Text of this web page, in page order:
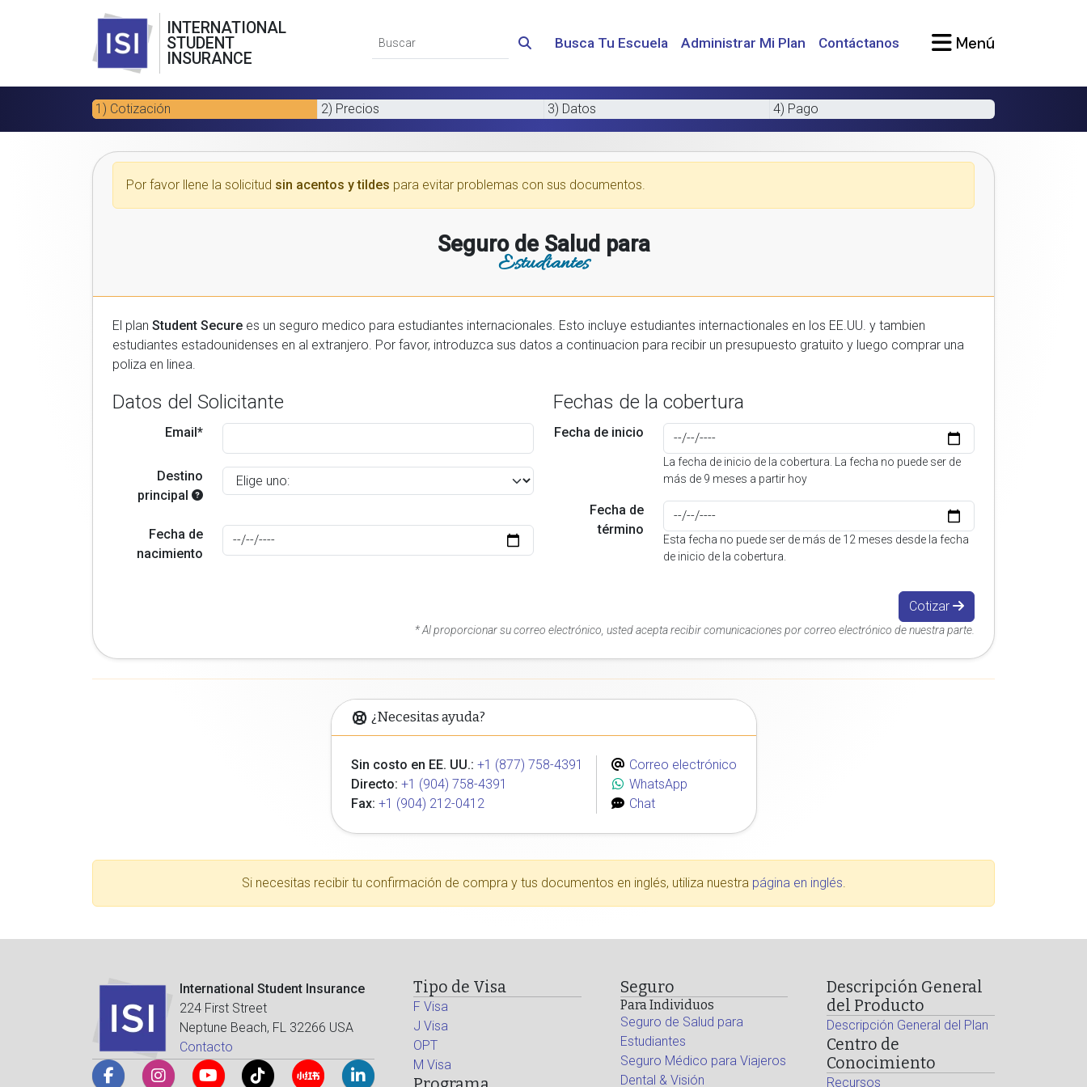
INTERNATIONAL
STUDENT
INSURANCE
Busca Tu Escuela Administrar Mi Plan Contáctanos Menú
1) Cotización 2) Precios 3) Datos 4) Pago
Por favor llene la solicitud sin acentos y tildes para evitar problemas con sus documentos.
Seguro de Salud para
Estudiantes
El plan Student Secure es un seguro medico para estudiantes internacionales. Esto incluye estudiantes internactionales en los EE.UU. y tambien
estudiantes estadounidenses en al extranjero. Por favor, introduzca sus datos a continuacion para recibir un presupuesto gratuito y luego comprar una
poliza en linea.
Datos del Solicitante
Email*
Destino
principal
Fecha de
nacimiento
Fechas de la cobertura
Fecha de inicio
La fecha de inicio de la cobertura. La fecha no puede ser de
más de 9 meses a partir hoy
Fecha de
término
Esta fecha no puede ser de más de 12 meses desde la fecha
de inicio de la cobertura.
Cotizar
* Al proporcionar su correo electrónico, usted acepta recibir comunicaciones por correo electrónico de nuestra parte.
¿Necesitas ayuda?
Sin costo en EE. UU.: +1 (877) 758-4391
Directo: +1 (904) 758-4391
Fax: +1 (904) 212-0412
Correo electrónico
WhatsApp
Chat
Si necesitas recibir tu confirmación de compra y tus documentos en inglés, utiliza nuestra página en inglés.
International Student Insurance
224 First Street
Neptune Beach, FL 32266 USA
Contacto
Tipo de Visa
F Visa
J Visa
OPT
M Visa
Seguro
Para Individuos
Seguro de Salud para
Estudiantes
Seguro Médico para Viajeros
Dental & Visión
Descripción General
del Producto
Descripción General del Plan
Centro de
Conocimiento
Recursos